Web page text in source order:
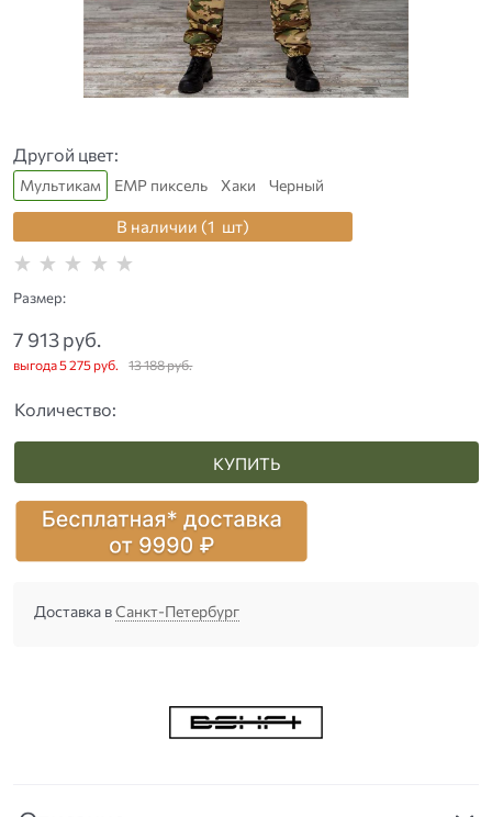
Другой цвет:
Мультикам ЕМР пиксель Хаки Черный
В наличии (1 шт)
Размер:
13 188 руб.
7 913 руб.
выгода5 275 руб.
Количество:
КУПИТЬ
Доставка вСанкт-Петербург